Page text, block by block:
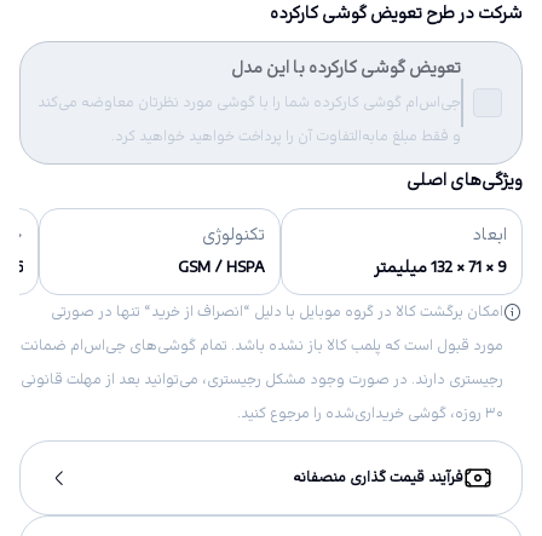
شرکت در طرح تعویض گوشی کارکرده
تعویض گوشی کارکرده با این مدل
جی‌اس‌ام گوشی کارکرده شما را با گوشی مورد نظرتان معاوضه می‌کند
و فقط مبلغ مابه‌التفاوت آن را پرداخت خواهید خواهید کرد.
ویژگی‌های اصلی
ابعاد
9 × 71 × 132 میلیمتر
تکنولوژی
GSM / HSPA
16 گیگابایت
امکان برگشت کالا در گروه موبایل با دلیل “انصراف از خرید“ تنها در صورتی
مورد قبول است که پلمب کالا باز نشده باشد. تمام گوشی‌های جی‌اس‌ام ضمانت
رجیستری دارند. در صورت وجود مشکل رجیستری، می‌توانید بعد از مهلت قانونی
۳۰ روزه، گوشی خریداری‌شده را مرجوع کنید.
فرآیند قیمت گذاری منصفانه